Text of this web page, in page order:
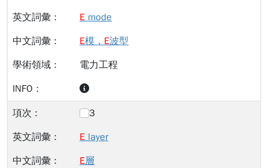
E mode
E模， E波型
電力工程
3
E layer
E層